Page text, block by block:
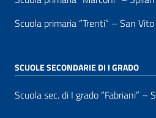
Scuola primaria “Trenti” – San Vito
SCUOLE SECONDARIE DI I GRADO
Scuola sec. di I grado “Fabriani” –